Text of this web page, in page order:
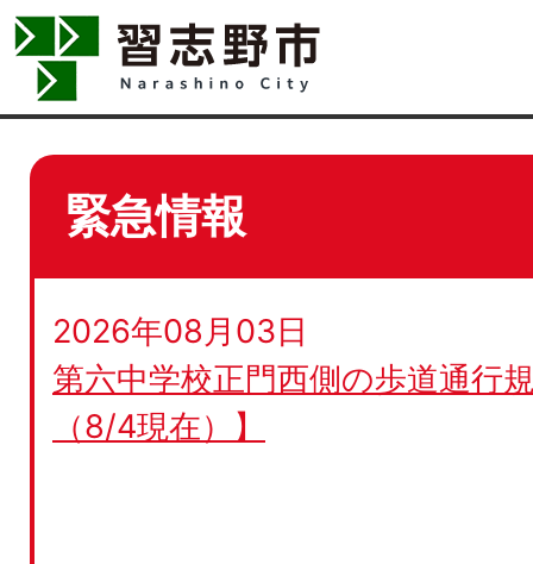
緊急情報
2026年08月03日
第六中学校正門西側の歩道通行
（8/4現在）】